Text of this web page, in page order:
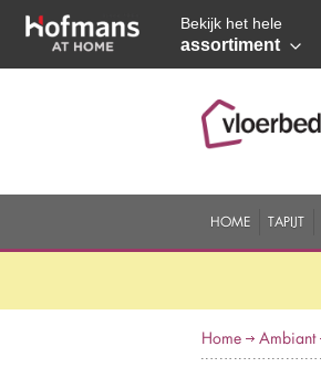
Bekijk het hele
assortiment
HOME TAPIJT
Home Ambiant